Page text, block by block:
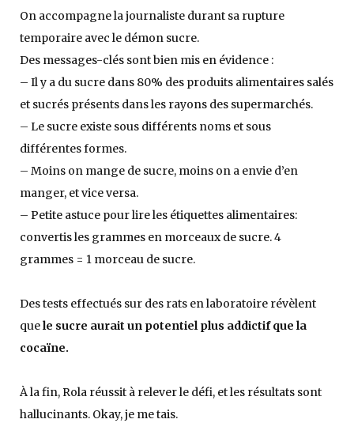
On accompagne la journaliste durant sa rupture
temporaire avec le démon sucre.
Des messages-clés sont bien mis en évidence :
– Il y a du sucre dans 80% des produits alimentaires salés
et sucrés présents dans les rayons des supermarchés.
– Le sucre existe sous différents noms et sous
différentes formes.
– Moins on mange de sucre, moins on a envie d’en
manger, et vice versa.
– Petite astuce pour lire les étiquettes alimentaires:
convertis les grammes en morceaux de sucre. 4
grammes = 1 morceau de sucre.
Des tests effectués sur des rats en laboratoire révèlent
quele sucre aurait un potentiel plus addictif que la
cocaïne.
À la fin, Rola réussit à relever le défi, et les résultats sont
hallucinants. Okay, je me tais.